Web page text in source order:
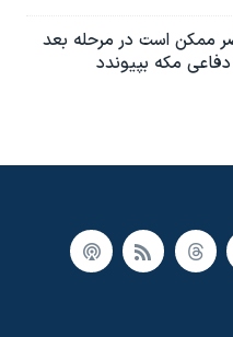
ممکن است در مرحله بعد
مکه بپیوندد